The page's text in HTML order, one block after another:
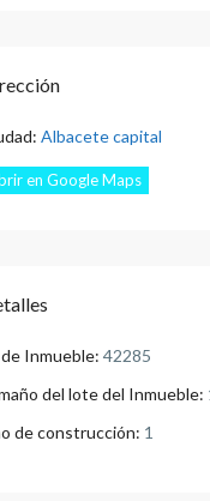
Albacete capital
en Google Maps
Inmueble: 42285
del lote del Inmueble:
de construcción: 1